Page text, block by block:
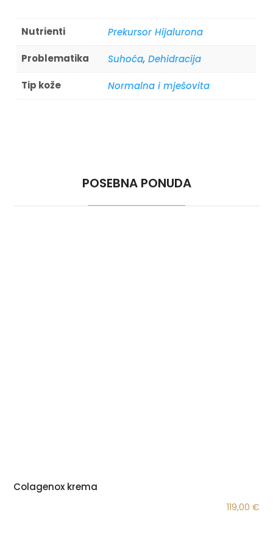
Nutrienti Prekursor Hijalurona
Problematika Suhoća,Dehidracija
Tip kože Normalna i mješovita
POSEBNA PONUDA
Colagenox krema
119,00 €